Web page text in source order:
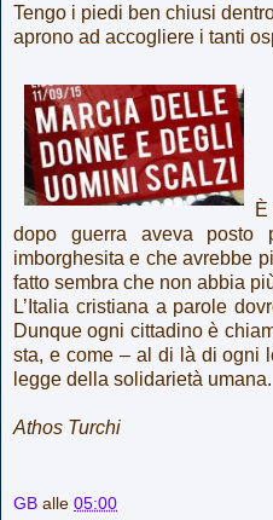
Tengo i piedi ben chiusi
aprono ad accogliere i tanti
dopo guerra aveva
imborghesita e che avrebbe
fatto sembra che non abbia
L’Italia cristiana a parole
Dunque ogni cittadino è
sta, e come – al di là di ogni
legge della solidarietà umana.
Athos Turchi
GB alle 05:00